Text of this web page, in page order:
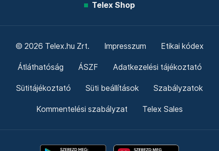
Telex Shop
© 2026 Telex.hu Zrt. Impresszum Etikai kódex
Átláthatóság ÁSZF Adatkezelési tájékoztató
Sütitájékoztató Süti beállítások Szabályzatok
Kommentelési szabályzat Telex Sales